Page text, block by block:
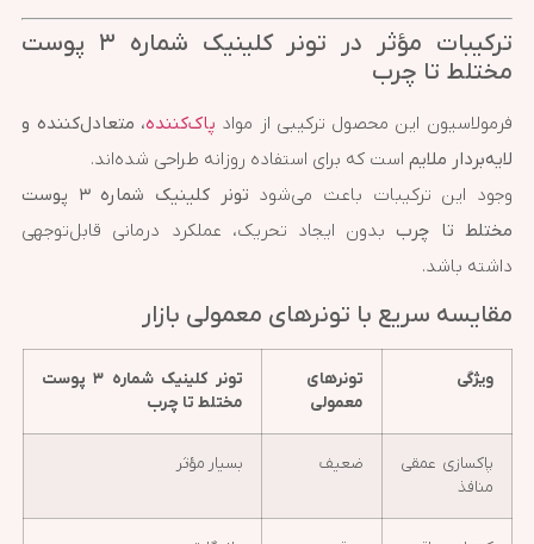
ترکیبات مؤثر در تونر کلینیک شماره ۳ پوست
مختلط تا چرب
فرمولاسیون این محصول ترکیبی از مواد پاک‌کننده، متعادل‌کننده و
لایه‌بردار ملایم است که برای استفاده روزانه طراحی شده‌اند.
وجود این ترکیبات باعث می‌شود
تونر کلینیک شماره ۳ پوست
مختلط تا چرب بدون ایجاد تحریک، عملکرد درمانی قابل‌توجهی
داشته باشد.
مقایسه سریع با تونرهای معمولی بازار
ویژگی
تونرهای
معمولی
تونر کلینیک شماره ۳ پوست
مختلط تا چرب
پاکسازی عمقی
منافذ
ضعیف بسیار مؤثر